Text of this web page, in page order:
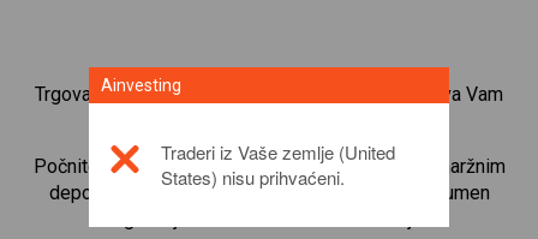
Trgovanje CFD-ovima na indekse dionica osigurava Vam
Počnite trgovati CFD-ovima naUSA 500i malim maržnim
depozitima radi poluge, kako biste povećali volumen
Ainvesting
Traderi iz Vaše zemlje (United
States) nisu prihvaćeni.